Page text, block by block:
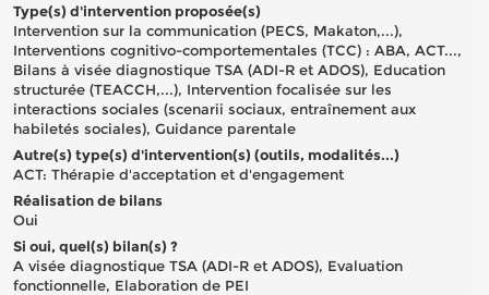
Type(s) d'intervention proposée(s)
Intervention sur la communication (PECS, Makaton,...),
Interventions cognitivo-comportementales (TCC) : ABA, ACT...,
Bilans à visée diagnostique TSA (ADI-R et ADOS), Education
structurée (TEACCH,...), Intervention focalisée sur les
interactions sociales (scenarii sociaux, entraînement aux
habiletés sociales), Guidance parentale
Autre(s) type(s) d'intervention(s) (outils, modalités...)
ACT: Thérapie d'acceptation et d'engagement
Réalisation de bilans
Oui
Si oui, quel(s) bilan(s) ?
A visée diagnostique TSA (ADI-R et ADOS), Evaluation
fonctionnelle, Elaboration de PEI